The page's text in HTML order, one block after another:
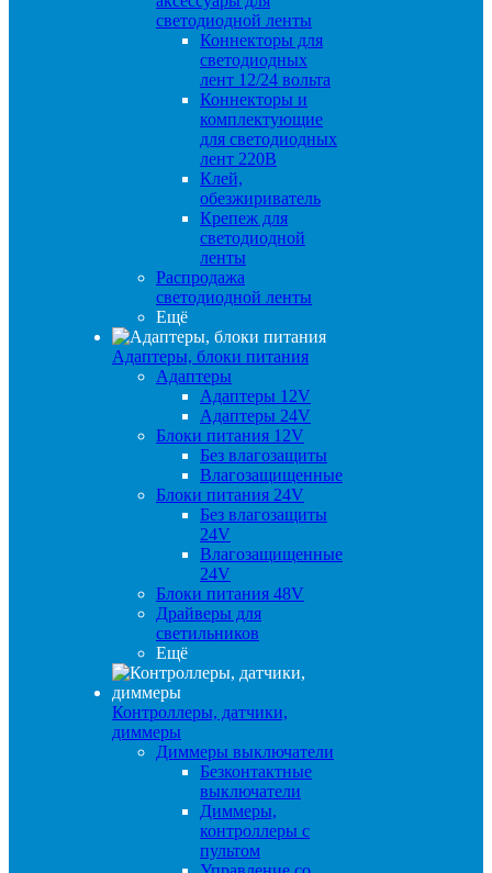
светодиодной ленты
Коннекторы для
светодиодных
лент 12/24 вольта
Коннекторы и
комплектующие
для светодиодных
лент 220В
Клей,
обезжириватель
Крепеж для
светодиодной
ленты
Распродажа
светодиодной ленты
Ещё
Адаптеры, блоки питания
Адаптеры
Адаптеры 12V
Адаптеры 24V
Блоки питания 12V
Без влагозащиты
Влагозащищенные
Блоки питания 24V
Без влагозащиты
24V
Влагозащищенные
24V
Блоки питания 48V
Драйверы для
светильников
Ещё
Контроллеры, датчики,
диммеры
Диммеры выключатели
Безконтактные
выключатели
Диммеры,
контроллеры с
пультом